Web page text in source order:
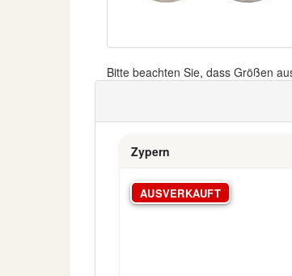
Bitte beachten Sie, dass Größen
Zypern
AUSVERKAUFT